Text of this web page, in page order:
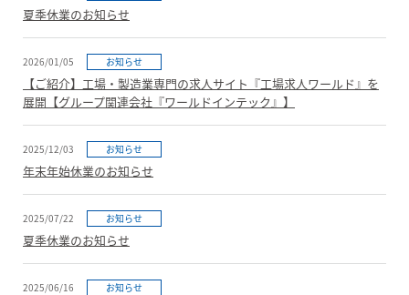
夏季休業のお知らせ
2026/01/05 お知らせ
【ご紹介】工場・製造業専門の求人サイト『工場求人ワールド』を
展開【グループ関連会社『ワールドインテック』】
2025/12/03 お知らせ
年末年始休業のお知らせ
2025/07/22 お知らせ
夏季休業のお知らせ
2025/06/16 お知らせ